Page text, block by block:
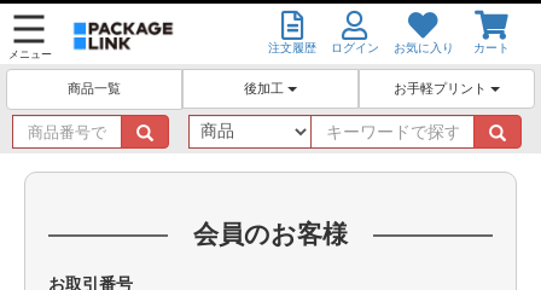
メニュー 注文履歴 ログイン お気に入り カート
商品一覧 後加工 お手軽プリント
商
品
番
キ
ー
ワ
会員のお客様
お取引番号